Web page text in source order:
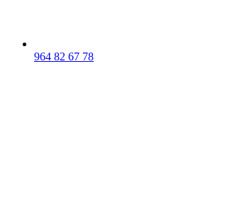
964 82 67 78